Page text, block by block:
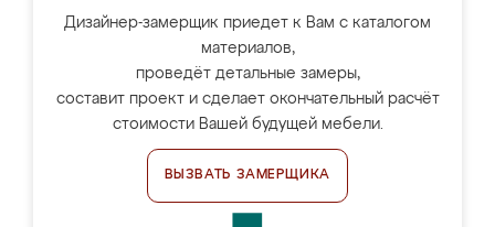
Дизайнер-замерщик приедет к Вам с каталогом
материалов,
проведёт детальные замеры,
составит проект и сделает окончательный расчёт
стоимости Вашей будущей мебели.
ВЫЗВАТЬ ЗАМЕРЩИКА